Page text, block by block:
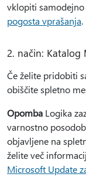
vklopiti
pogosta vprašanja.
2. način:
Če želite pridobiti
obiščite spletno
Opomba Logika
varnostno
objavljene na
želite več
Microsoft Update